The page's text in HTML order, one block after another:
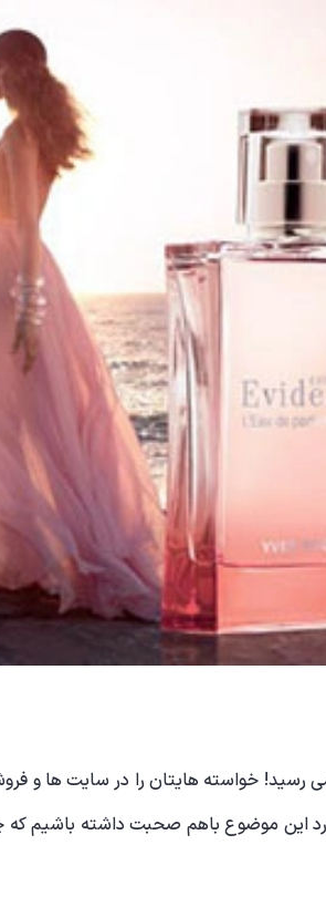
رسید! خواسته هایتان را در سایت ها و
این موضوع باهم صحبت داشته باشیم